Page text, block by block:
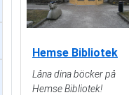
Hemse Bibliotek
Låna dina böcker på
Hemse Bibliotek!